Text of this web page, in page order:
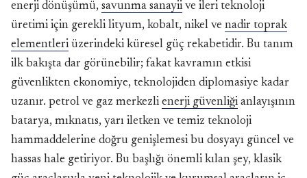
enerji dönüşümü, savunma sanayii ve ileri teknoloji
üretimi için gerekli lityum, kobalt, nikel ve nadir toprak
elementleri üzerindeki küresel güç rekabetidir. Bu tanım
ilk bakışta dar görünebilir; fakat kavramın etkisi
güvenlikten ekonomiye, teknolojiden diplomasiye kadar
uzanır. petrol ve gaz merkezli enerji güvenliği anlayışının
batarya, mıknatıs, yarı iletken ve temiz teknoloji
hammaddelerine doğru genişlemesi bu dosyayı güncel ve
hassas hale getiriyor. Bu başlığı önemli kılan şey, klasik